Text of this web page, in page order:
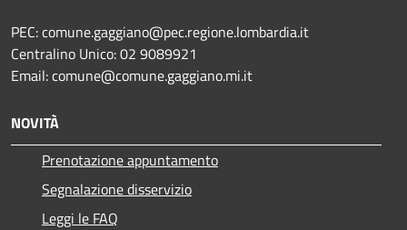
PEC: comune.gaggiano@pec.regione.lombardia.it
Centralino Unico: 02 9089921
Email: comune@comune.gaggiano.mi.it
NOVITÀ
Prenotazione appuntamento
Segnalazione disservizio
Leggi le FAQ